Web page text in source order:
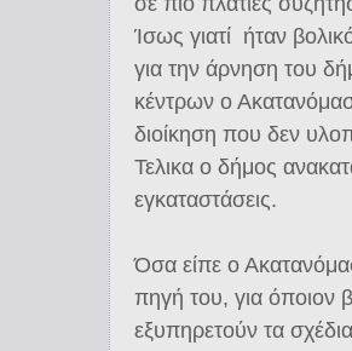
Ίσως γιατί ήταν
για την άρνηση του
κέντρων ο
διοίκηση που δεν
Τελικα ο δήμος
εγκαταστάσεις.
Όσα είπε ο
πηγή του, για όποιον
εξυπηρετούν τα